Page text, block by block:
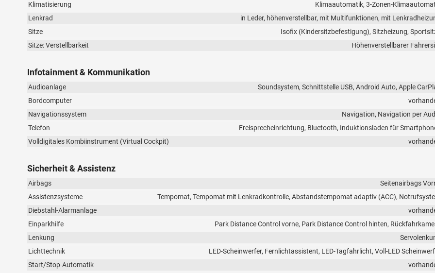
Klimatisierung
Klimaautomatik, 3-Zonen-
Lenkrad
in Leder, höhenverstellbar, mit Multifunktionen, mit
Sitze
Isofix (Kindersitzbefestigung), Sitzheizung,
Sitze: Verstellbarkeit
Höhenverstellbarer
Infotainment & Kommunikation
Audioanlage
Soundsystem, Schnittstelle USB, Android Auto, Apple
Bordcomputer
Navigationssystem
Navigation, Navigation per
Telefon
Freisprecheinrichtung, Bluetooth, Induktionsladen für
Volldigitales Kombiinstrument (Virtual Cockpit)
Sicherheit & Assistenz
Airbags
Seitenairbags
Assistenzsysteme
Tempomat, Tempomat mit Lenkradkontrolle, Abstandstempomat adaptiv (ACC),
Diebstahl-Alarmanlage
Einparkhilfe
Park Distance Control vorne, Park Distance Control hinten,
Lenkung
Lichttechnik
LED-Scheinwerfer, Fernlichtassistent, LED-Tagfahrlicht, Voll-LED
Start/Stop-Automatik